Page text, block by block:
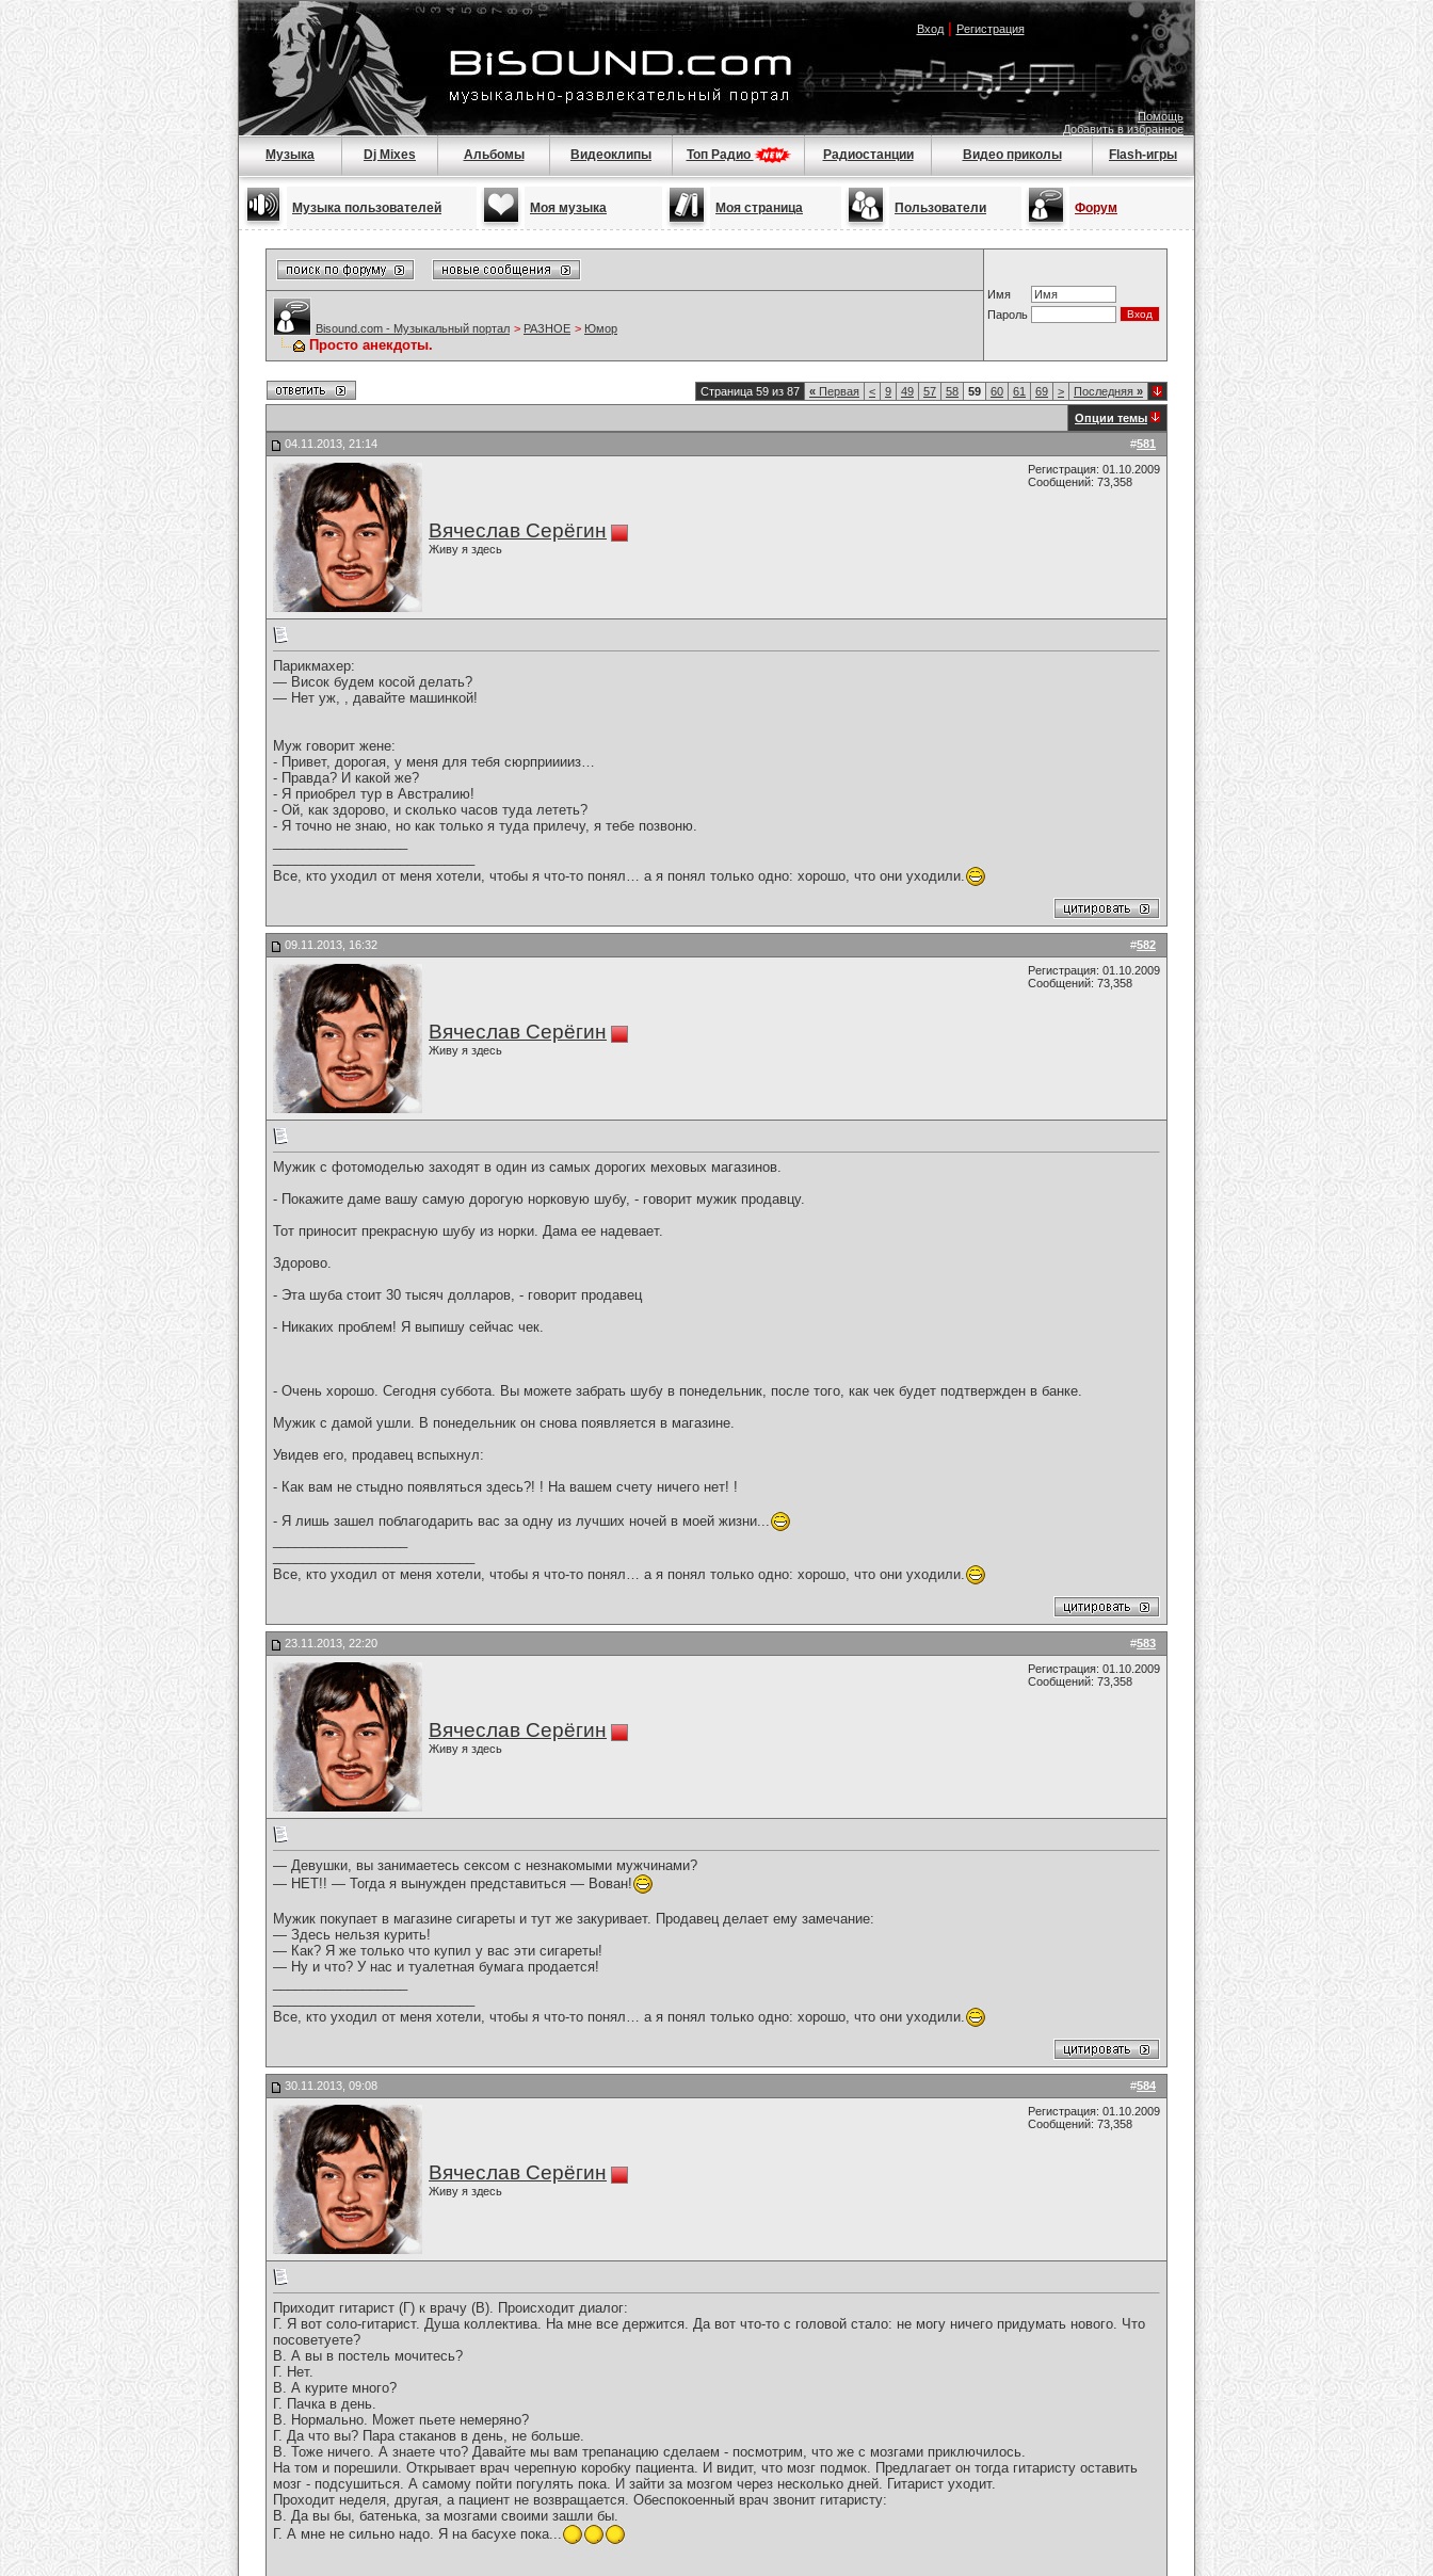
Вход| Регистрация
Помощь
Добавить в избранное
Музыка Dj Mixes Альбомы Видеоклипы Топ Радио Радиостанции Видео приколы Flash-игры
Музыка пользователей Моя музыка Моя страница Пользователи Форум
Имя
Пароль
Bisound.com - Музыкальный портал > РАЗНОЕ > Юмор
Просто анекдоты.
Страница 59 из 87 « Первая < 9 49 57 58 59 60 61 69 > Последняя »
Опции темы
#581
04.11.2013, 21:14
Вячеслав Серёгин
Живу я здесь
Регистрация: 01.10.2009
Сообщений: 73,358
Парикмахер:
— Висок будем косой делать?
— Нет уж, , давайте машинкой!
Муж говорит жене:
- Привет, дорогая, у меня для тебя сюрприиииз…
- Правда? И какой же?
- Я приобрел тур в Австралию!
- Ой, как здорово, и сколько часов туда лететь?
- Я точно не знаю, но как только я туда прилечу, я тебе позвоню.
Все, кто уходил от меня хотели, чтобы я что-то понял… а я понял только одно: хорошо, что они уходили.
#582
09.11.2013, 16:32
Вячеслав Серёгин
Живу я здесь
Регистрация: 01.10.2009
Сообщений: 73,358
Мужик с фотомоделью заходят в один из самых дорогих меховых магазинов.
- Покажите даме вашу самую дорогую норковую шубу, - говорит мужик продавцу.
Тот приносит прекрасную шубу из норки. Дама ее надевает.
Здорово.
- Эта шуба стоит 30 тысяч долларов, - говорит продавец
- Никаких проблем! Я выпишу сейчас чек.
- Очень хорошо. Сегодня суббота. Вы можете забрать шубу в понедельник, после того, как чек будет подтвержден в банке.
Мужик с дамой ушли. В понедельник он снова появляется в магазине.
Увидев его, продавец вспыхнул:
- Как вам не стыдно появляться здесь?! ! На вашем счету ничего нет! !
- Я лишь зашел поблагодарить вас за одну из лучших ночей в моей жизни...
Все, кто уходил от меня хотели, чтобы я что-то понял… а я понял только одно: хорошо, что они уходили.
#583
23.11.2013, 22:20
Вячеслав Серёгин
Живу я здесь
Регистрация: 01.10.2009
Сообщений: 73,358
— Девушки, вы занимаетесь ceкcом с незнакомыми мужчинами?
— НЕТ!! — Тогда я вынужден представиться — Вован!
Мужик покупает в магазине сигареты и тут же закуривает. Продавец делает ему замечание:
— Здесь нельзя курить!
— Как? Я же только что купил у вас эти сигареты!
— Ну и что? У нас и туалетная бумага продается!
Все, кто уходил от меня хотели, чтобы я что-то понял… а я понял только одно: хорошо, что они уходили.
#584
30.11.2013, 09:08
Вячеслав Серёгин
Живу я здесь
Регистрация: 01.10.2009
Сообщений: 73,358
Приходит гитарист (Г) к врачу (В). Происходит диалог:
Г. Я вот соло-гитарист. Душа коллектива. На мне все держится. Да вот что-то с головой стало: не могу ничего придумать нового. Что
посоветуете?
В. А вы в постель мочитесь?
Г. Нет.
В. А курите много?
Г. Пачка в день.
В. Нормально. Может пьете немеряно?
Г. Да что вы? Пара стаканов в день, не больше.
В. Тоже ничего. А знаете что? Давайте мы вам трепанацию сделаем - посмотрим, что же с мозгами приключилось.
На том и порешили. Открывает врач черепную коробку пациента. И видит, что мозг подмок. Предлагает он тогда гитаристу оставить
мозг - подсушиться. А самому пойти погулять пока. И зайти за мозгом через несколько дней. Гитарист уходит.
Проходит неделя, другая, а пациент не возвращается. Обеспокоенный врач звонит гитаристу:
В. Да вы бы, батенька, за мозгами своими зашли бы.
Г. А мне не сильно надо. Я на басухе пока...